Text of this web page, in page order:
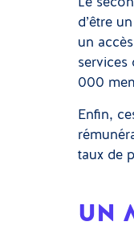
d’être
un
services
000
Enfin,
taux de
UN